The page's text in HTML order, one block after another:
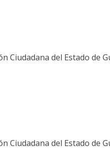
Ciudadana del Estado de
Ciudadana del Estado de